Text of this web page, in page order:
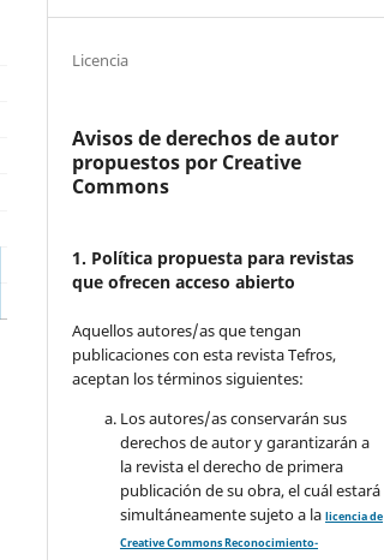
Licencia
Avisos de derechos de autor
propuestos por Creative
Commons
1. Política propuesta para revistas
que ofrecen acceso abierto
Aquellos autores/as que tengan
publicaciones con esta revista Tefros,
aceptan los términos siguientes:
Los autores/as conservarán sus
derechos de autor y garantizarán a
la revista el derecho de primera
publicación de su obra, el cuál estará
simultáneamente sujeto a lalicencia de
Creative Commons Reconocimiento-